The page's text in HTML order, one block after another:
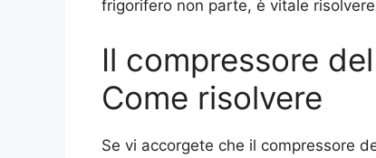
frigorifero non parte, è vitale
Il compressore
Come risolvere
Se vi accorgete che il compressore